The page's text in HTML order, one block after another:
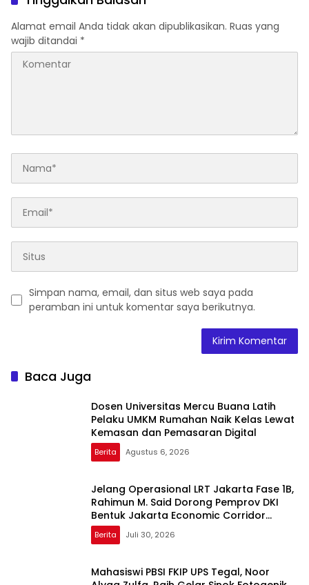
Alamat email Anda tidak akan dipublikasikan. Ruas yang
wajib ditandai *
Simpan nama, email, dan situs web saya pada
peramban ini untuk komentar saya berikutnya.
Baca Juga
Dosen Universitas Mercu Buana Latih
Pelaku UMKM Rumahan Naik Kelas Lewat
Kemasan dan Pemasaran Digital
Berita Agustus 6, 2026
Jelang Operasional LRT Jakarta Fase 1B,
Rahimun M. Said Dorong Pemprov DKI
Bentuk Jakarta Economic Corridor
Initiative
Berita Juli 30, 2026
Mahasiswi PBSI FKIP UPS Tegal, Noor